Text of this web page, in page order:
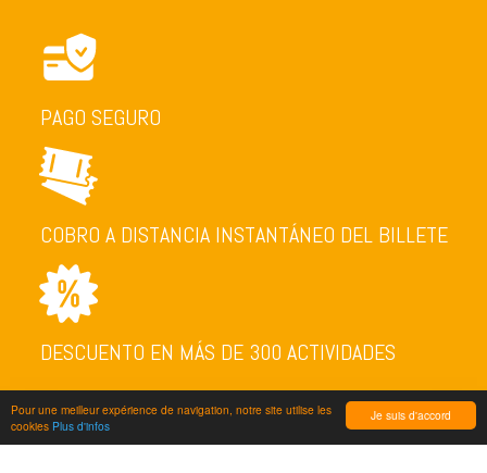
Je suis d'accord
Pour une meilleur expérience de navigation, notre site utilise les
cookies Plus d'infos
PAGO SEGURO
COBRO A DISTANCIA INSTANTÁNEO DEL BILLETE
DESCUENTO EN MÁS DE 300 ACTIVIDADES